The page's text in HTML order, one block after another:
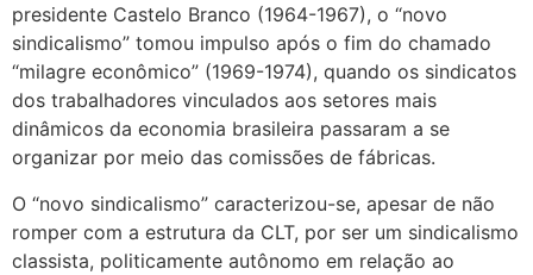
presidente Castelo Branco (1964-1967), o “novo
sindicalismo” tomou impulso após o fim do chamado
“milagre econômico” (1969-1974), quando os sindicatos
dos trabalhadores vinculados aos setores mais
dinâmicos da economia brasileira passaram a se
organizar por meio das comissões de fábricas.
O “novo sindicalismo” caracterizou-se, apesar de não
romper com a estrutura da CLT, por ser um sindicalismo
classista, politicamente autônomo em relação ao